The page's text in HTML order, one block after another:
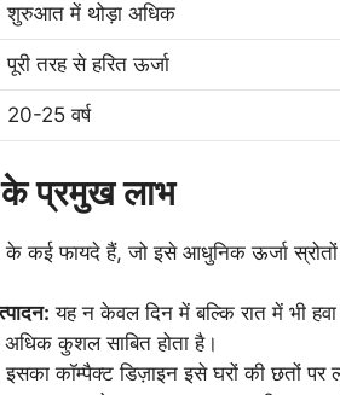
शुरुआत में थोड़ा अधिक
पूरी तरह से हरित ऊर्जा
20-25 वर्ष
प्रमुख लाभ
कई फायदे हैं, जो इसे आधुनिक ऊर्जा स्रोतों
यह न केवल दिन में बल्कि रात में भी
कुशल साबित होता है।
इसका कॉम्पैक्ट डिज़ाइन इसे घरों की छतों पर